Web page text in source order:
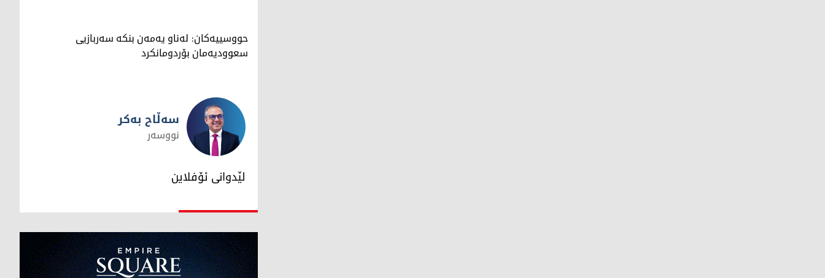
حووسییەکان: لەناو یەمەن بنکە سەربازیی
سعوودیەمان بۆردومانکرد
سەڵاح بەکر
سەڵاح بەکر
نووسەر
لێدوانی ئۆفلاین